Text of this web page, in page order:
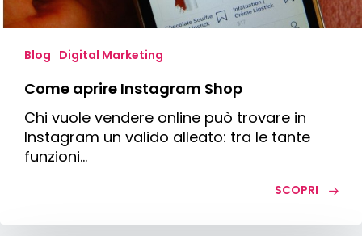
Blog Digital Marketing
Come aprire Instagram Shop
Chi vuole vendere online può trovare in
Instagram un valido alleato: tra le tante
funzioni…
SCOPRI